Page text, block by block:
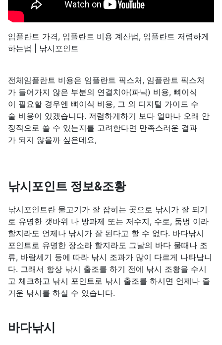
임플란트 가격, 임플란트 비용 계산법, 임플란트 저렴하게
하는법 | 낚시포인트
전체임플란트 비용은 임플란트 픽스처, 임플란트 픽스처
가 들어가지 않은 부분의 연결치아(파닉) 비용, 뼈이식
이 필요할 경우엔 뼈이식 비용, 그 외 디지털 가이드 수
술 비용이 있겠습니다. 저렴하게하기 보다 얼마나 오래 안
정적으로 쓸 수 있는지를 고려한다면 만족스러운 결과
가 되지 않을까 싶은데요,
낚시포인트 정보&조황
낚시포인트란 물고기가 잘 잡히는 곳으로 낚시가 잘 되기
로 유명한 갯바위 나 방파제 또는 저수지, 수로, 둠벙 이라
할지라도 언제나 낚시가 잘 된다고 할 수 없다. 바다낚시
포인트로 유명한 장소라 할지라도 그날의 바다 물때나 조
류, 바람세기 등에 따라 낚시 조과가 많이 다르게 나타납니
다. 그래서 항상 낚시 출조를 하기 전에 낚시 조황을 수시
고 체크하고 낚시 포인트로 낚시 출조를 하시면 언제나 즐
거운 낚시를 하실 수 있습니다.
바다낚시